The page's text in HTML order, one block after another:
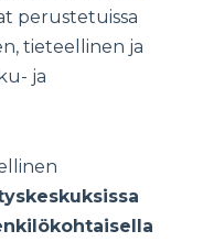
perustetuissa
tieteellinen ja
ja